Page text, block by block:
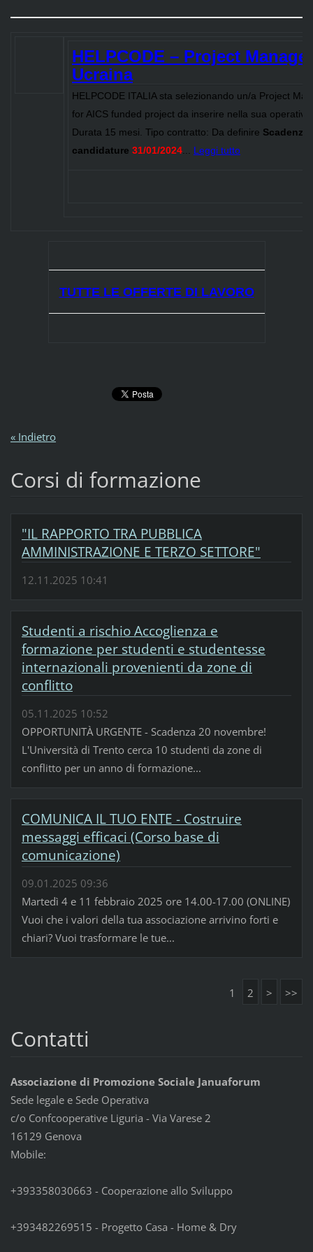
HELPCODE – Project
Ucraina
HELPCODE ITALIA sta selezionando un/a Project
for AICS funded project da inserire nella sua
Durata 15 mesi. Tipo contratto: Da definire Scadenza
candidature 31/01/2024... Leggi tutto
TUTTE LE OFFERTE DI LAVORO
« Indietro
Corsi di formazione
"IL RAPPORTO TRA PUBBLICA
AMMINISTRAZIONE E TERZO SETTORE"
12.11.2025 10:41
Studenti a rischio Accoglienza e
formazione per studenti e studentesse
internazionali provenienti da zone di
conflitto
05.11.2025 10:52
OPPORTUNITÀ URGENTE - Scadenza 20 novembre!
L'Università di Trento cerca 10 studenti da zone di
conflitto per un anno di formazione...
COMUNICA IL TUO ENTE - Costruire
messaggi efficaci (Corso base di
comunicazione)
09.01.2025 09:36
Martedì 4 e 11 febbraio 2025 ore 14.00-17.00 (ONLINE)
Vuoi che i valori della tua associazione arrivino forti e
chiari? Vuoi trasformare le tue...
1 2 > >>
Contatti
Associazione di Promozione Sociale Januaforum
Sede legale e Sede Operativa
c/o Confcooperative Liguria - Via Varese 2
16129 Genova
Mobile:
+393358030663 - Cooperazione allo Sviluppo
+393482269515 - Progetto Casa - Home & Dry